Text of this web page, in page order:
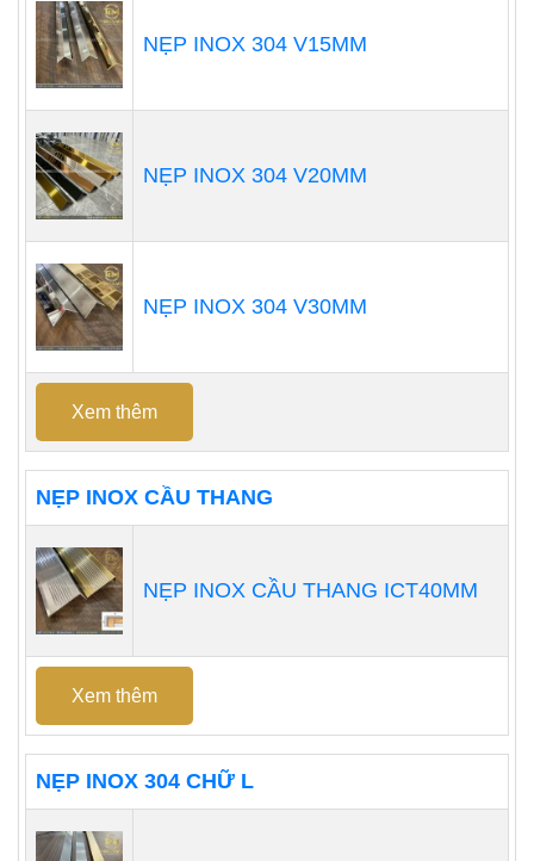
NẸP INOX 304 V15MM
NẸP INOX 304 V20MM
NẸP INOX 304 V30MM
Xem thêm
NẸP INOX CẦU THANG
NẸP INOX CẦU THANG ICT40MM
Xem thêm
NẸP INOX 304 CHỮ L